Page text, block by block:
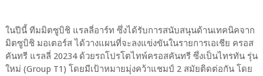
ในปีนี้ ทีมมิตซูบิชิ แรลลี่อาร์ท ซึ่งได้รับการสนับสนุนด้านเทคนิคจาก
มิตซูบิชิ มอเตอร์ส ได้วางแผนที่จะลงแข่งขันในรายการเอเชีย ครอส
คันทรี แรลลี่ 20234 ด้วยรถโปรโตไทพ์ครอสคันทรี ซึ่งเป็นไทรทัน รุ่น
ใหม่ (Group T1) โดยมีเป้าหมายมุ่งคว้าแชมป์ 2 สมัยติดต่อกัน โดย